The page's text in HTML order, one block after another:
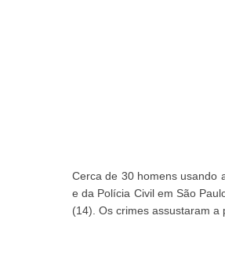
Cerca de 30 homens usando
e da Polícia Civil em São
(14). Os crimes assustaram a